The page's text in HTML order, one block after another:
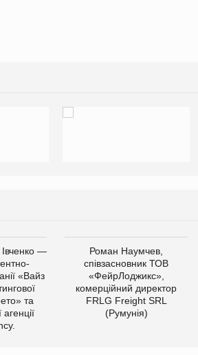
—
«Вайз
та
Роман Наумчев,
співзасновник ТОВ
«ФейрЛоджикс»,
комерційний директор
FRLG Freight SRL
(Румунія)